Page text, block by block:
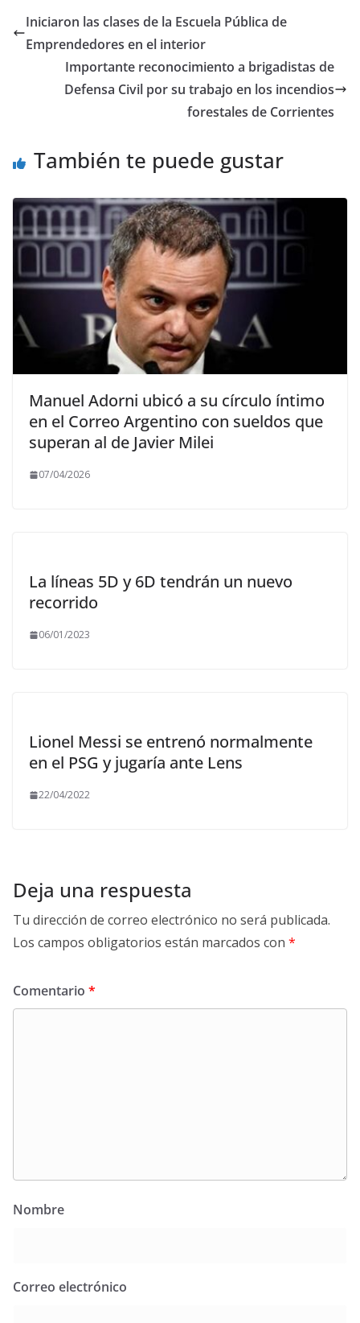
b
o
o
k
d
o
n
l p
ar
ti
r
Iniciaron las clases de la Escuela Pública de
Emprendedores en el interior
Importante reconocimiento a brigadistas de
Defensa Civil por su trabajo en los incendios
forestales de Corrientes
También te puede gustar
Manuel Adorni ubicó a su círculo íntimo
en el Correo Argentino con sueldos que
superan al de Javier Milei
07/04/2026
La líneas 5D y 6D tendrán un nuevo
recorrido
06/01/2023
Lionel Messi se entrenó normalmente
en el PSG y jugaría ante Lens
22/04/2022
Deja una respuesta
Tu dirección de correo electrónico no será publicada.
Los campos obligatorios están marcados con *
Comentario *
Nombre
Correo electrónico